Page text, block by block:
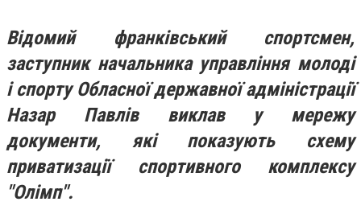
Відомий франківський спортсмен,
заступник начальника управління молоді
і спорту Обласної державної адміністрації
Назар Павлів виклав у мережу
документи, які показують схему
приватизації спортивного комплексу
"Олімп".